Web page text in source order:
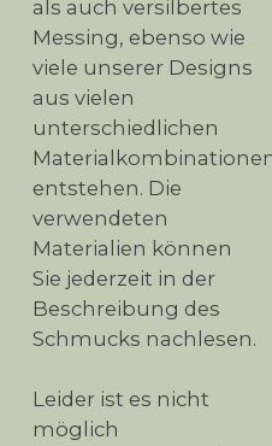
als auch versilbertes
Messing, ebenso wie
viele unserer Designs
aus vielen
unterschiedlichen
entstehen. Die
verwendeten
Materialien können
Sie jederzeit in der
Beschreibung des
Schmucks nachlesen.
Leider ist es nicht
möglich